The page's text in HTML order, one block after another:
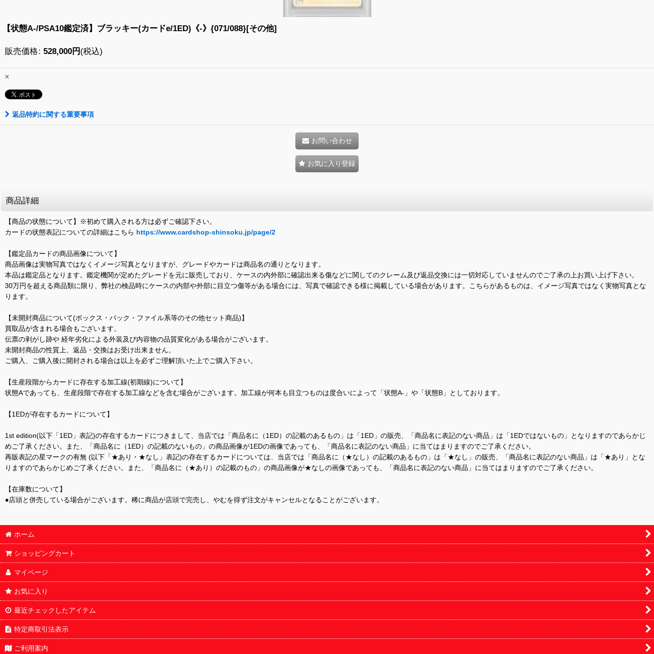
【状態A-/PSA10鑑定済】ブラッキー(カードe/1ED)《-》{071/088}[その他]
販売価格: 528,000円 (税込)
×
返品特約に関する重要事項
お問い合わせ
お気に入り登録
商品詳細
【商品の状態について】※初めて購入される方は必ずご確認下さい。
カードの状態表記についての詳細はこちら https://www.cardshop-shinsoku.jp/page/2
【鑑定品カードの商品画像について】
商品画像は実物写真ではなくイメージ写真となりますが、グレードやカードは商品名の通りとなります。
本品は鑑定品となります。鑑定機関が定めたグレードを元に販売しており、ケースの内外部に確認出来る傷などに関してのクレーム及び返品交換には一切対応していませんのでご了承の上お買い上げ下さい。
30万円を超える商品類に限り、弊社の検品時にケースの内部や外部に目立つ傷等がある場合には、写真で確認できる様に掲載している場合があります。こちらがあるものは、イメージ写真ではなく実物写真とな
ります。
【未開封商品について(ボックス・パック・ファイル系等のその他セット商品)】
買取品が含まれる場合もございます。
伝票の剥がし跡や 経年劣化による外装及び内容物の品質変化がある場合がございます。
未開封商品の性質上、返品・交換はお受け出来ません。
ご購入、ご購入後に開封される場合は以上を必ずご理解頂いた上でご購入下さい。
【生産段階からカードに存在する加工線(初期線)について】
状態Aであっても、生産段階で存在する加工線などを含む場合がございます。加工線が何本も目立つものは度合いによって「状態A-」や「状態B」としております。
【1EDが存在するカードについて】
1st edition(以下「1ED」表記)の存在するカードにつきまして、当店では「商品名に（1ED）の記載のあるもの」は「1ED」の販売、「商品名に表記のない商品」は「1EDではないもの」となりますのであらかじ
めご了承ください。また、「商品名に（1ED）の記載のないもの」の商品画像が1EDの画像であっても、「商品名に表記のない商品」に当てはまりますのでご了承ください。
再販表記の星マークの有無 (以下「★あり・★なし」表記)の存在するカードについては、当店では「商品名に（★なし）の記載のあるもの」は「★なし」の販売、「商品名に表記のない商品」は「★あり」とな
りますのであらかじめご了承ください。また、「商品名に（★あり）の記載のもの」の商品画像が★なしの画像であっても、「商品名に表記のない商品」に当てはまりますのでご了承ください。
【在庫数について】
●店頭と併売している場合がございます。稀に商品が店頭で完売し、やむを得ず注文がキャンセルとなることがございます。
ホーム
ショッピングカート
マイページ
お気に入り
最近チェックしたアイテム
特定商取引法表示
ご利用案内